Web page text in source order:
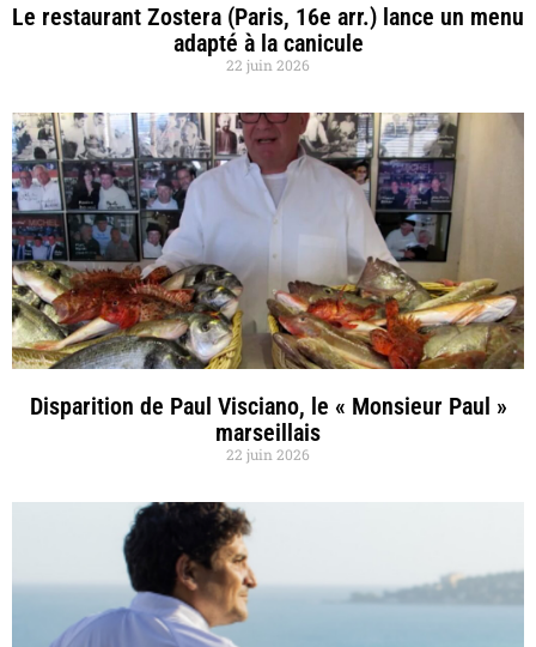
Le restaurant Zostera (Paris, 16e arr.) lance un menu
adapté à la canicule
22 juin 2026
Disparition de Paul Visciano, le « Monsieur Paul »
marseillais
22 juin 2026